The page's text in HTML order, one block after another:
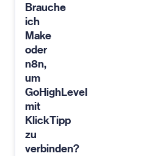
Brauche
ich
Make
oder
n8n,
um
GoHighLevel
mit
KlickTipp
zu
verbinden?